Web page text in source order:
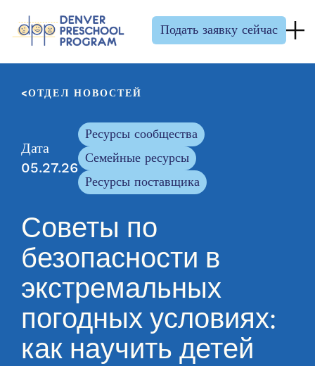
Подать заявку сейчас
ОТДЕЛ НОВОСТЕЙ
Дата
05.27.26
Ресурсы сообщества
Семейные ресурсы
Ресурсы поставщика
Советы по
безопасности в
экстремальных
погодных условиях:
как научить детей